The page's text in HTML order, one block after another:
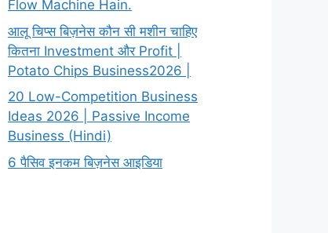
Flow Machine Hain.
आलू चिप्स बिज़नेस कौन सी मशीन चाहिए
कितना Investment और Profit |
Potato Chips Business2026 |
20 Low-Competition Business
Ideas 2026 | Passive Income
Business (Hindi)
6 पैसिव इनकम बिज़नेस आइडिया